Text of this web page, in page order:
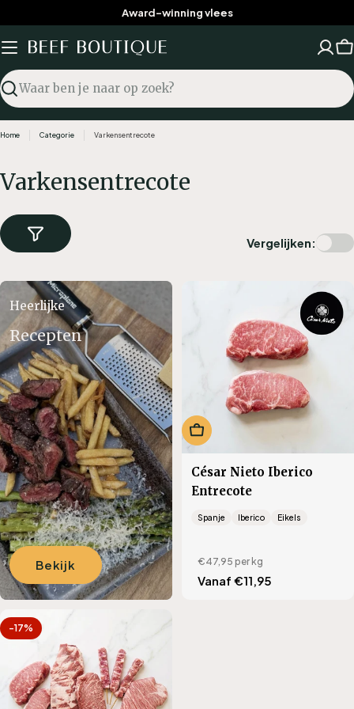
naar
inhoud
Award-winning vlees
Zoekopdracht
Home Categorie Varkensentrecote
C
t
e
g
o
r
i
e
:
Varkensentrecote
Vergelijken:
Heerlijke
Recepten
Bekijk
Kies opties
César Nieto Iberico
Entrecote
Spanje Iberico Eikels
€47,95 per kg
Translation
Vanaf €11,95
-17%